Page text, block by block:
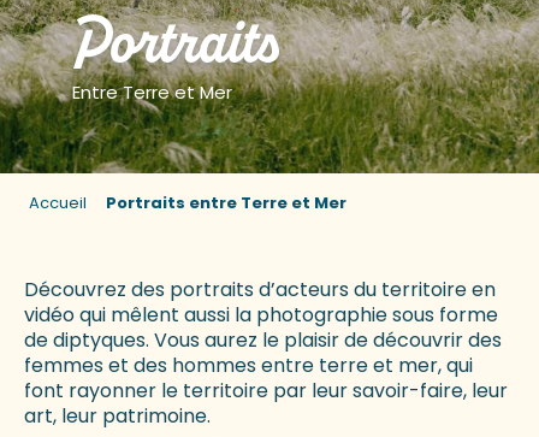
Portraits
Entre Terre et Mer
Accueil Portraits entre Terre et Mer
Découvrez des portraits d’acteurs du territoire en
vidéo qui mêlent aussi la photographie sous forme
de diptyques. Vous aurez le plaisir de découvrir des
femmes et des hommes entre terre et mer, qui
font rayonner le territoire par leur savoir-faire, leur
art, leur patrimoine.